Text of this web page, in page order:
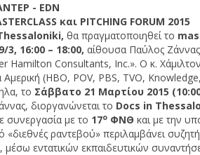
- EDN
και PITCHING FORUM 2015
, θα πραγματοποιηθεί το
3, 16:00 – 18:00, αίθουσα Παύλος
Hamilton Consultants, Inc.». Ο κ.
Αμερική (HBO, POV, PBS, TVO,
το Σάββατο 21 Μαρτίου 2015
διοργανώνεται το Docs in
συνεργασία με το 17ο ΦΝΘ και με την
«διεθνές ραντεβού» περιλαμβάνει
μέσω εντατικών εκπαιδευτικών